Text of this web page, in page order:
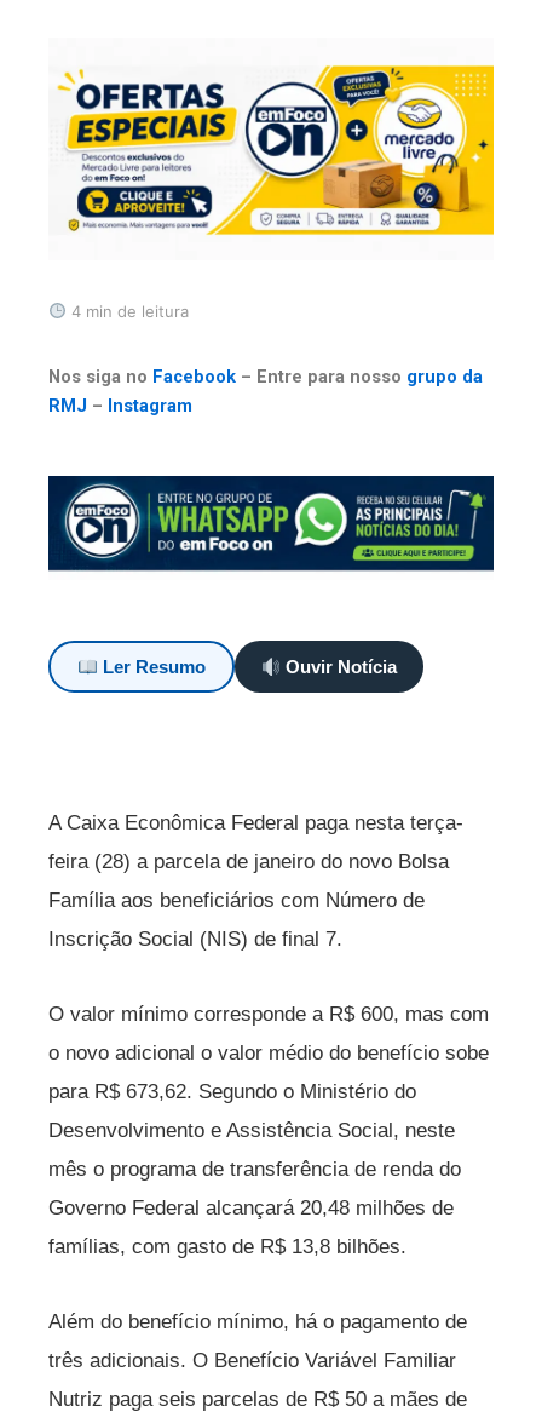
4 min de leitura
Nos siga no Facebook – Entre para nosso grupo da
RMJ – Instagram
Ler Resumo Ouvir Notícia
A Caixa Econômica Federal paga nesta terça-
feira (28) a parcela de janeiro do novo Bolsa
Família aos beneficiários com Número de
Inscrição Social (NIS) de final 7.
O valor mínimo corresponde a R$ 600, mas com
o novo adicional o valor médio do benefício sobe
para R$ 673,62. Segundo o Ministério do
Desenvolvimento e Assistência Social, neste
mês o programa de transferência de renda do
Governo Federal alcançará 20,48 milhões de
famílias, com gasto de R$ 13,8 bilhões.
Além do benefício mínimo, há o pagamento de
três adicionais. O Benefício Variável Familiar
Nutriz paga seis parcelas de R$ 50 a mães de